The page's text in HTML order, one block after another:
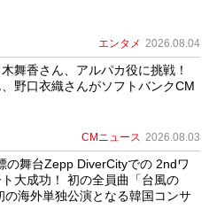
エンタメ 2026.08.04
舞香さん、アルパカ役に挑戦！
野口衣織さんがソフトバンクCM
CMニュース 2026.08.03
の舞台Zepp DiverCityでの 2ndワ
大成功！ 初の全員曲「台風の
の海外単独公演となる韓国コンサ